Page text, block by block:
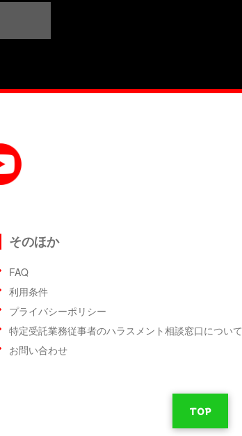
TOP
そのほか
FAQ
利用条件
プライバシーポリシー
特定受託業務従事者のハラスメント相談窓口について
お問い合わせ